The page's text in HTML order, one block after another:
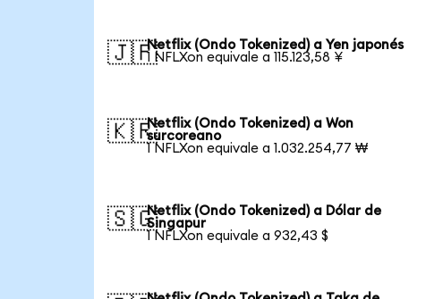
🇯🇵Netflix (Ondo Tokenized) a Yen japonés
1 NFLXon equivale a 115.123,58 ¥
🇰🇷Netflix (Ondo Tokenized) a Won
surcoreano
1 NFLXon equivale a 1.032.254,77 ₩
🇸🇬Netflix (Ondo Tokenized) a Dólar de
Singapur
1 NFLXon equivale a 932,43 $